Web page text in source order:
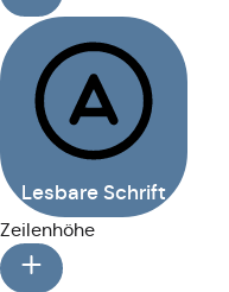
Lesbare Schrift
Zeilenhöhe